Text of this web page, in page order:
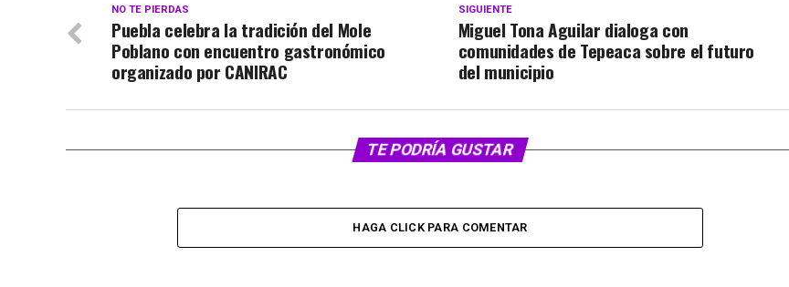
SIGUIENTE
Miguel Tona Aguilar dialoga con
comunidades de Tepeaca sobre el futuro
del municipio
NO TE PIERDAS
Puebla celebra la tradición del Mole
Poblano con encuentro gastronómico
organizado por CANIRAC
TE PODRÍA GUSTAR
HAGA CLICK PARA COMENTAR